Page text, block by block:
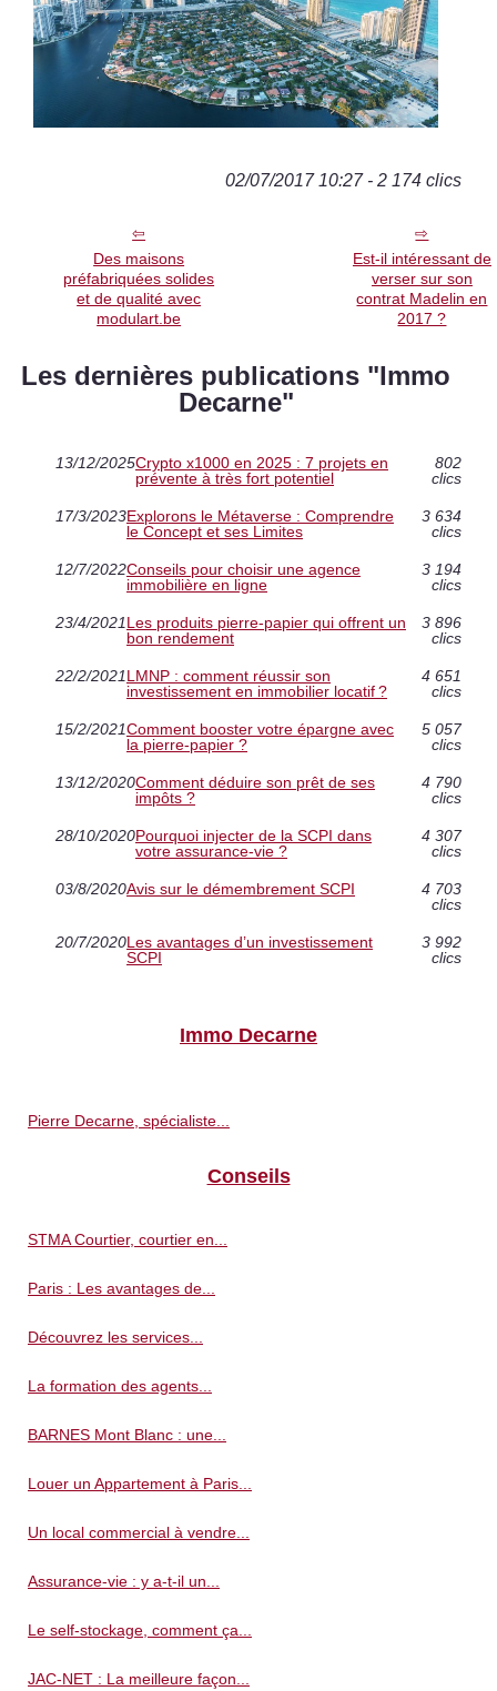
02/07/2017 10:27 - 2 174 clics
Des maisons
préfabriquées solides
et de qualité avec
modulart.be
Est-il intéressant de
verser sur son
contrat Madelin en
2017 ?
Les dernières publications "Immo
Decarne"
13/12/2025Crypto x1000 en 2025 : 7 projets en
prévente à très fort potentiel
802
clics
17/3/2023Explorons le Métaverse : Comprendre
le Concept et ses Limites
3 634
clics
12/7/2022Conseils pour choisir une agence
immobilière en ligne
3 194
clics
23/4/2021Les produits pierre-papier qui offrent un
bon rendement
3 896
clics
22/2/2021LMNP : comment réussir son
investissement en immobilier locatif ?
4 651
clics
15/2/2021Comment booster votre épargne avec
la pierre-papier ?
5 057
clics
13/12/2020Comment déduire son prêt de ses
impôts ?
4 790
clics
28/10/2020Pourquoi injecter de la SCPI dans
votre assurance-vie ?
4 307
clics
03/8/2020Avis sur le démembrement SCPI
4 703
clics
20/7/2020Les avantages d’un investissement
SCPI
3 992
clics
Immo Decarne
Pierre Decarne, spécialiste...
Conseils
STMA Courtier, courtier en...
Paris : Les avantages de...
Découvrez les services...
La formation des agents...
BARNES Mont Blanc : une...
Louer un Appartement à Paris...
Un local commercial à vendre...
Assurance-vie : y a-t-il un...
Le self-stockage, comment ça...
JAC-NET : La meilleure façon...